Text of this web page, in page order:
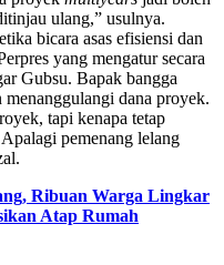
ulang,” usulnya.
bicara asas efisiensi dan
yang mengatur secara
Gubsu. Bapak bangga
menanggulangi dana proyek.
tapi kenapa tetap
pemenang lelang
Ribuan Warga Lingkar
Atap Rumah